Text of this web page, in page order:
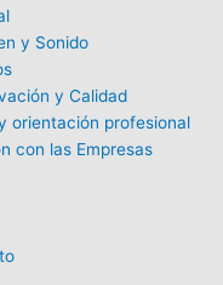
y Sonido
y Calidad
orientación profesional
con las Empresas